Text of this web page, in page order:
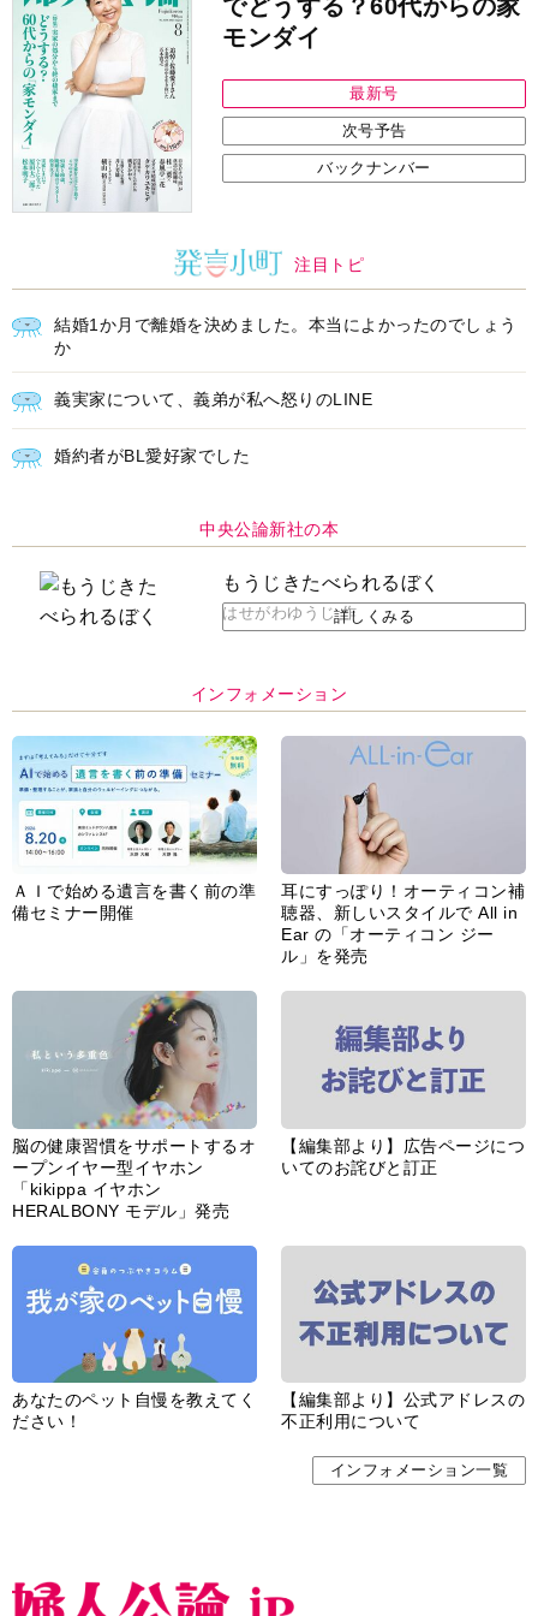
バックナンバー
結婚1か月で離婚を決めました。本当によかったのでしょう
か
義実家について、義弟が私へ怒りのLINE
婚約者がBL愛好家でした
中央公論新社の本
もうじきたべられるぼく
はせがわゆうじ 作
インフォメーション
ＡＩで始める遺言を書く前の準
備セミナー開催
耳にすっぽり！オーティコン補
聴器、新しいスタイルで All in
Ear の「オーティコン ジー
ル」を発売
脳の健康習慣をサポートするオ
ープンイヤー型イヤホン
「kikippa イヤホン
HERALBONY モデル」発売
【編集部より】広告ページにつ
あなたのペット自慢を教えてく
ださい！
【編集部より】公式アドレスの
インフォメーション一覧
婦人公論とは